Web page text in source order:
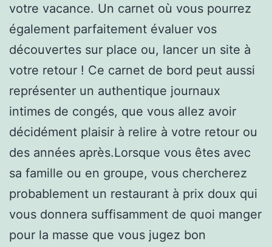
votre vacance. Un carnet où vous pourrez
également parfaitement évaluer vos
découvertes sur place ou, lancer un site à
votre retour ! Ce carnet de bord peut aussi
représenter un authentique journaux
intimes de congés, que vous allez avoir
décidément plaisir à relire à votre retour ou
des années après.Lorsque vous êtes avec
sa famille ou en groupe, vous chercherez
probablement un restaurant à prix doux qui
vous donnera suffisamment de quoi manger
pour la masse que vous jugez bon